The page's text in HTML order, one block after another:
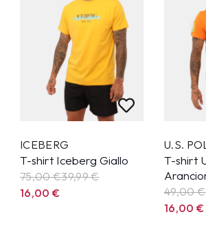
ICEBERG
T-shirt Iceberg Giallo
75,00 €39,99€
16,00€
U.S.
T-shirt
49,00 €
16,00€